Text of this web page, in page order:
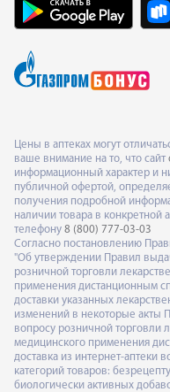
Цены в аптеках могут
ваше внимание на то, что сайт
информационный характер и
публичной офертой,
получения подробной
наличии товара в конкретной
телефону 8 (800) 777-03-03
Согласно постановлению
"Об утверждении Правил
розничной торговли
применения дистанционным
доставки указанных
изменений в некоторые акты
вопросу розничной торговли
медицинского применения
доставка из интернет-аптеки
категорий товаров:
биологически активных